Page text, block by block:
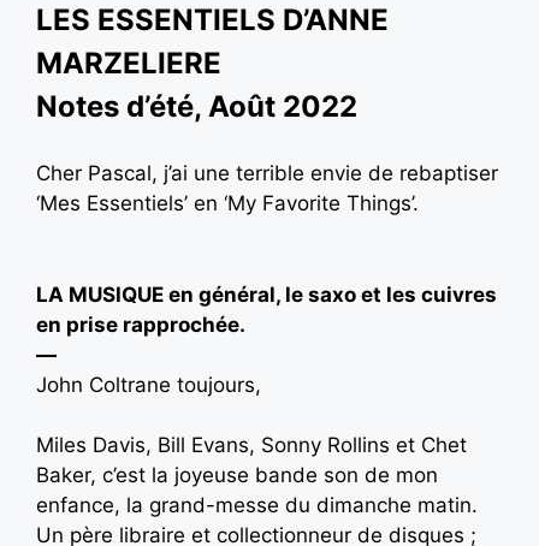
LES ESSENTIELS D’ANNE
MARZELIERE
Notes d’été, Août 2022
Cher Pascal, j’ai une terrible envie de rebaptiser
‘Mes Essentiels’ en ‘My Favorite Things’.
LA MUSIQUE en général, le saxo et les cuivres
en prise rapprochée.
—
John Coltrane toujours,
Miles Davis, Bill Evans, Sonny Rollins et Chet
Baker, c’est la joyeuse bande son de mon
enfance, la grand-messe du dimanche matin.
Un père libraire et collectionneur de disques ;